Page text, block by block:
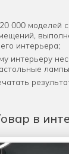
000 моделей
интерьера;
интерьеру
в